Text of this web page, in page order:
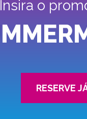
Os nossos
conforto e estilo.
apresentam
os modelos
deslocações? O
Insira o
RESERVE